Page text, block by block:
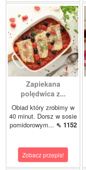
Zapiekana
polędwica z...
Obiad który zrobimy w
40 minut. Dorsz w sosie
pomidorowym... ⇖ 1152
Zobacz przepis!